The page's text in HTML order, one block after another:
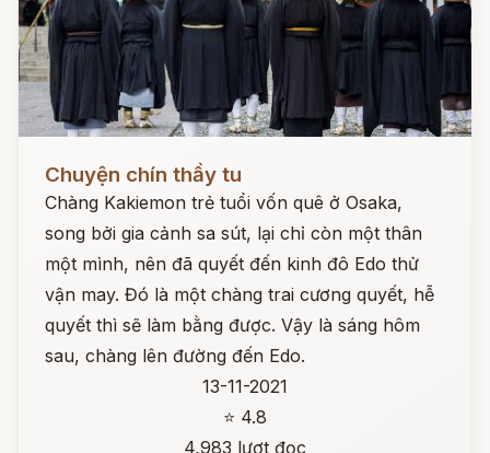
Chuyện chín thầy tu
Chàng Kakiemon trẻ tuổi vốn quê ở Osaka,
song bởi gia cảnh sa sút, lại chỉ còn một thân
một mình, nên đã quyết đến kinh đô Edo thử
vận may. Đó là một chàng trai cương quyết, hễ
quyết thì sẽ làm bằng được. Vậy là sáng hôm
sau, chàng lên đường đến Edo.
13-11-2021
⭐ 4.8
4,983 lượt đọc